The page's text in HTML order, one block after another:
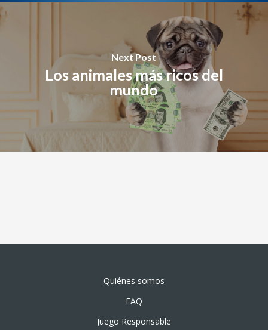
Next Post
Los animales más ricos del
mundo
Quiénes somos
FAQ
Juego Responsable